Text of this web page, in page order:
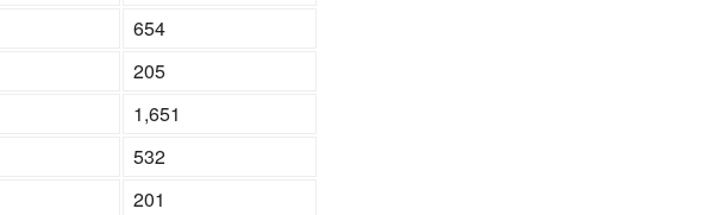
654
205
1,651
532
201